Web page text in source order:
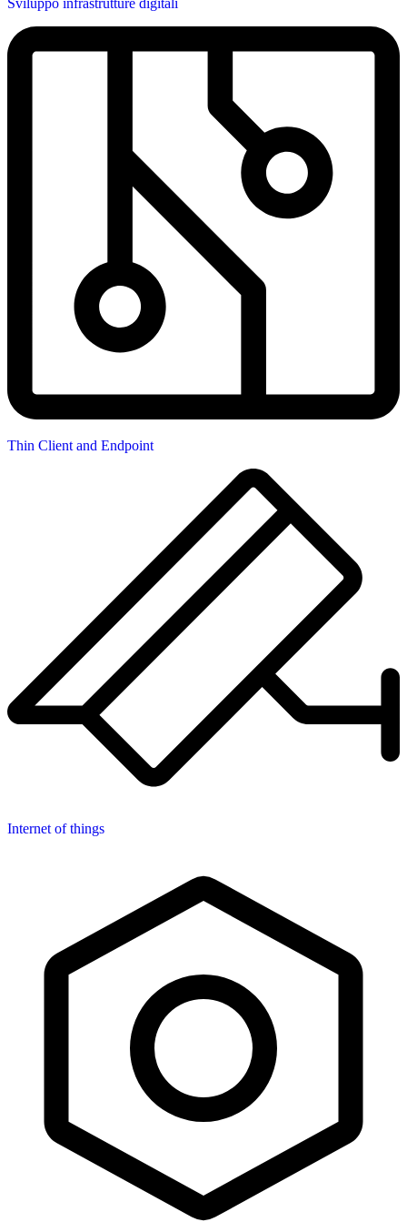
Sviluppo infrastrutture digitali
Thin Client and Endpoint
Internet of things